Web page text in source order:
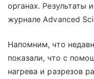
органах. Результаты
журнале Advanced
Напомним, что
показали, что с
нагрева и разрезов